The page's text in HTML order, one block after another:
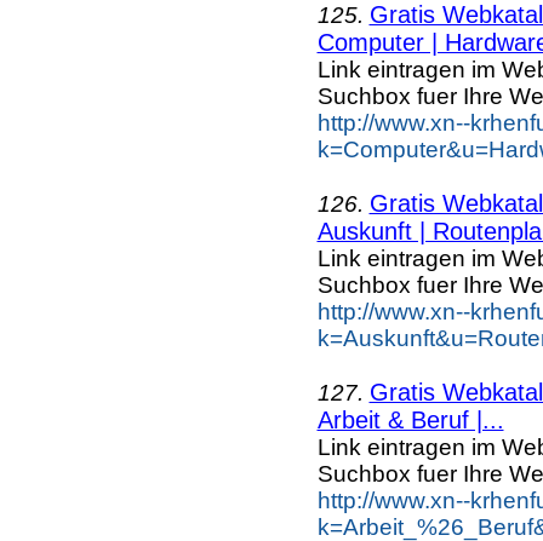
125. Gratis
Computer |
Link eintragen im
Suchbox fuer Ihre
http://www.xn--
126. Gratis
Auskunft |
Link eintragen im
Suchbox fuer Ihre
http://www.xn--
127. Gratis
Arbeit & Beruf |...
Link eintragen im
Suchbox fuer Ihre
http://www.xn--